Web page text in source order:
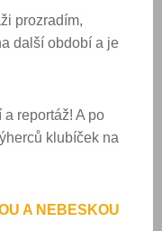
prozradím,
další období a je
reportáž! A po
klubíček na
A NEBESKOU